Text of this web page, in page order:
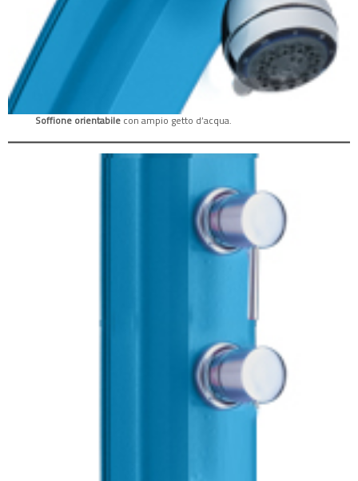
Soffione orientabile con ampio getto d’acqua.